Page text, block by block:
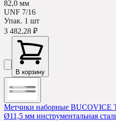
82,0 мм
UNF 7/16
Упак. 1 шт
3 482,28 ₽
В корзину
Метчики наборные BUCOVICE
Ø11,5 мм инструментальная